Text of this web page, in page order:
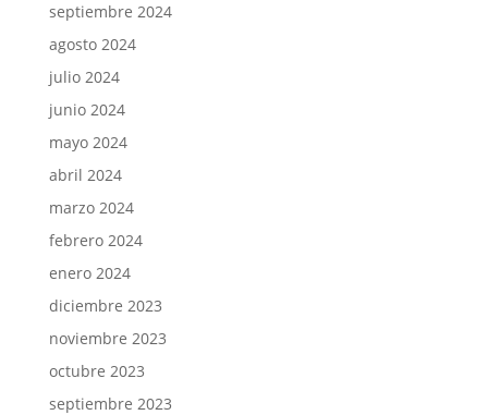
septiembre 2024
agosto 2024
julio 2024
junio 2024
mayo 2024
abril 2024
marzo 2024
febrero 2024
enero 2024
diciembre 2023
noviembre 2023
octubre 2023
septiembre 2023